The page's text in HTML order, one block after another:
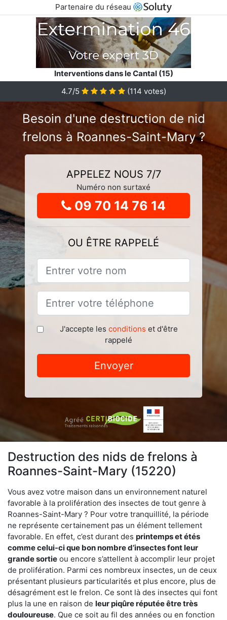
Partenaire du réseau
Interventions dans le Cantal (15)
4.7/5 (114 votes)
Besoin d'une destruction de nid
frelons à Roannes-Saint-Mary ?
APPELEZ NOUS 7/7
Numéro non surtaxé
09 70 14 76 14
OU ÊTRE RAPPELÉ
J'accepte les conditions et d'être
rappelé
Envoyer
Destruction des nids de frelons à
Roannes-Saint-Mary (15220)
Vous avez votre maison dans un environnement naturel
favorable à la prolifération des insectes de tout genre à
Roannes-Saint-Mary ? Pour votre tranquillité, la période
ne représente certainement pas un élément tellement
favorable. En effet, c’est durant des printemps et étés
comme celui-ci que bon nombre d’insectes font leur
grande sortie ou encore s’attellent à accomplir leur projet
de prolifération. Parmi ces nombreux insectes, un de ceux
présentant plusieurs particularités et plus encore, plus de
désagrément est le frelon. Ce sont là des insectes qui font
plus la une en raison de leur piqûre réputée être très
douloureuse. Que ce soit au fil des années ou en fonction